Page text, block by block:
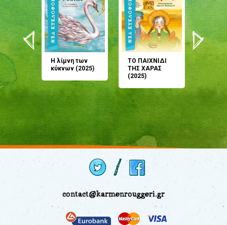
Η λίμνη των
κύκνων (2025)
ΤΟ ΠΑΙΧΝΙΔΙ
ΤΗΣ ΧΑΡΑΣ
(2025)
μου;
(2024)
contact@karmenrouggeri.gr